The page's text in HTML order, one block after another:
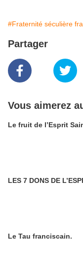
#Fraternité séculière
Partager
Vous aimerez
Le fruit de l’Esprit
LES 7 DONS DE
Le Tau franciscain.